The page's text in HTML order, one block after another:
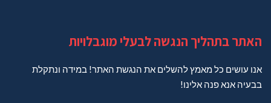
האתר בתהליך הנגשה לבעלי מוגבלויות
אנו עושים כל מאמץ להשלים את הנגשת האתר! במידה ונתקלת
בבעיה אנא פנה אלינו!